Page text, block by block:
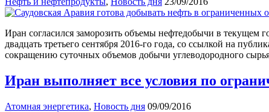
Иран согласился заморозить объемы нефтедобычи в текущем
двадцать третьего сентября 2016-го года, со ссылкой на
сокращению суточных объемов добычи углеводородного
Иран выполняет все условия по
Атомная энергетика, Новость дня 09/09/2016